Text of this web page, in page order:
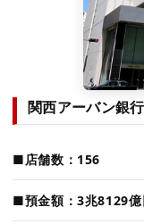
関西アーバン銀行
■店舗数：156
■預金額：3兆8129億